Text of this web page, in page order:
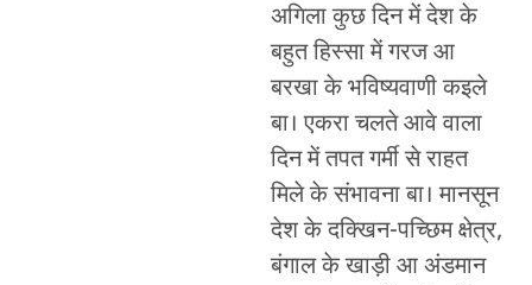
अगिला कुछ दिन में देश के
बहुत हिस्सा में गरज आ
बरखा के भविष्यवाणी कइले
बा। एकरा चलते आवे वाला
दिन में तपत गर्मी से राहत
मिले के संभावना बा। मानसून
देश के दक्खिन-पच्छिम क्षेत्र,
बंगाल के खाड़ी आ अंडमान